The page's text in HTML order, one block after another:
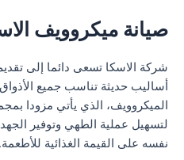
صيانة ميكروويف
شركة الاسكا تسعى دائما إلى
أساليب حديثة تناسب جميع
الميكروويف، الذي يأتي مزودا
لتسهيل عملية الطهي وتوفير
نفسه على القيمة الغذائية للأطعمة.